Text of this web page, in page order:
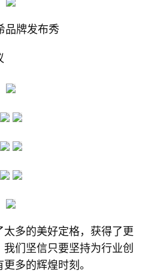
品牌发布秀
多的美好定格，获得了更
们坚信只要坚持为行业创
多的辉煌时刻。